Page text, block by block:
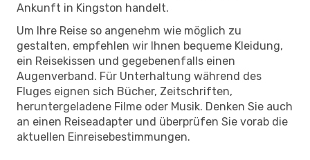
Ankunft in Kingston handelt.
Um Ihre Reise so angenehm wie möglich zu
gestalten, empfehlen wir Ihnen bequeme Kleidung,
ein Reisekissen und gegebenenfalls einen
Augenverband. Für Unterhaltung während des
Fluges eignen sich Bücher, Zeitschriften,
heruntergeladene Filme oder Musik. Denken Sie auch
an einen Reiseadapter und überprüfen Sie vorab die
aktuellen Einreisebestimmungen.